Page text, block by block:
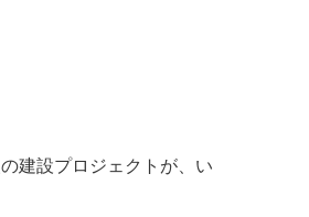
建設プロジェクトが、い